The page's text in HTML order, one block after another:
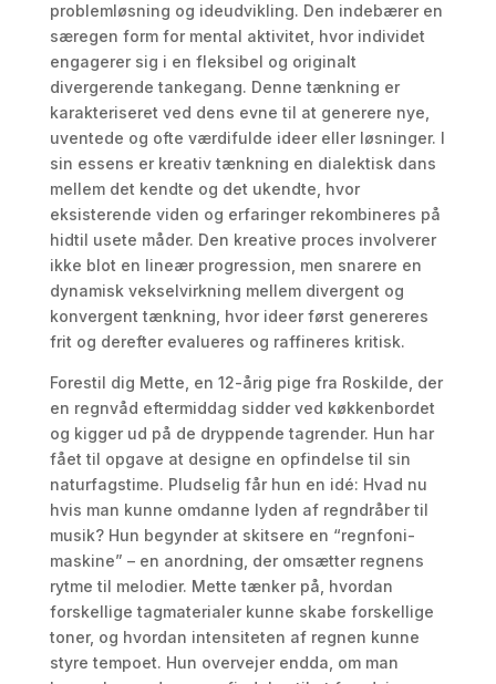
problemløsning og ideudvikling. Den indebærer en
særegen form for mental aktivitet, hvor individet
engagerer sig i en fleksibel og originalt
divergerende tankegang. Denne tænkning er
karakteriseret ved dens evne til at generere nye,
uventede og ofte værdifulde ideer eller løsninger. I
sin essens er kreativ tænkning en dialektisk dans
mellem det kendte og det ukendte, hvor
eksisterende viden og erfaringer rekombineres på
hidtil usete måder. Den kreative proces involverer
ikke blot en lineær progression, men snarere en
dynamisk vekselvirkning mellem divergent og
konvergent tænkning, hvor ideer først genereres
frit og derefter evalueres og raffineres kritisk.
Forestil dig Mette, en 12-årig pige fra Roskilde, der
en regnvåd eftermiddag sidder ved køkkenbordet
og kigger ud på de dryppende tagrender. Hun har
fået til opgave at designe en opfindelse til sin
naturfagstime. Pludselig får hun en idé: Hvad nu
hvis man kunne omdanne lyden af regndråber til
musik? Hun begynder at skitsere en “regnfoni-
maskine” – en anordning, der omsætter regnens
rytme til melodier. Mette tænker på, hvordan
forskellige tagmaterialer kunne skabe forskellige
toner, og hvordan intensiteten af regnen kunne
styre tempoet. Hun overvejer endda, om man